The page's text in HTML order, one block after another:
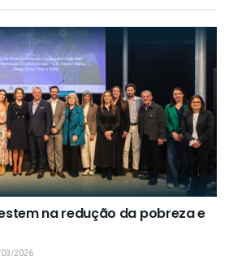
na redução da pobreza e
2026